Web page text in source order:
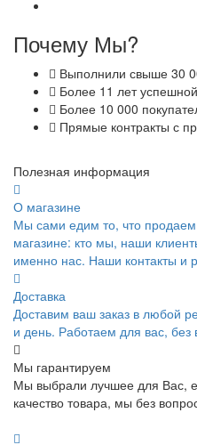
Почему Мы?
Выполнили свыше 30
Более 11 лет
Более 10 000
Прямые контракты с
Полезная информация
О магазине
Мы сами едим то, что
магазине: кто мы, наши
именно нас. Наши контакты и
Доставка
Доставим ваш заказ в любой
и день. Работаем для вас, без
Мы гарантируем
Мы выбрали лучшее для Вас,
качество товара, мы без